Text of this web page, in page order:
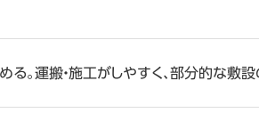
。運搬・施工がしやすく、部分的な敷設